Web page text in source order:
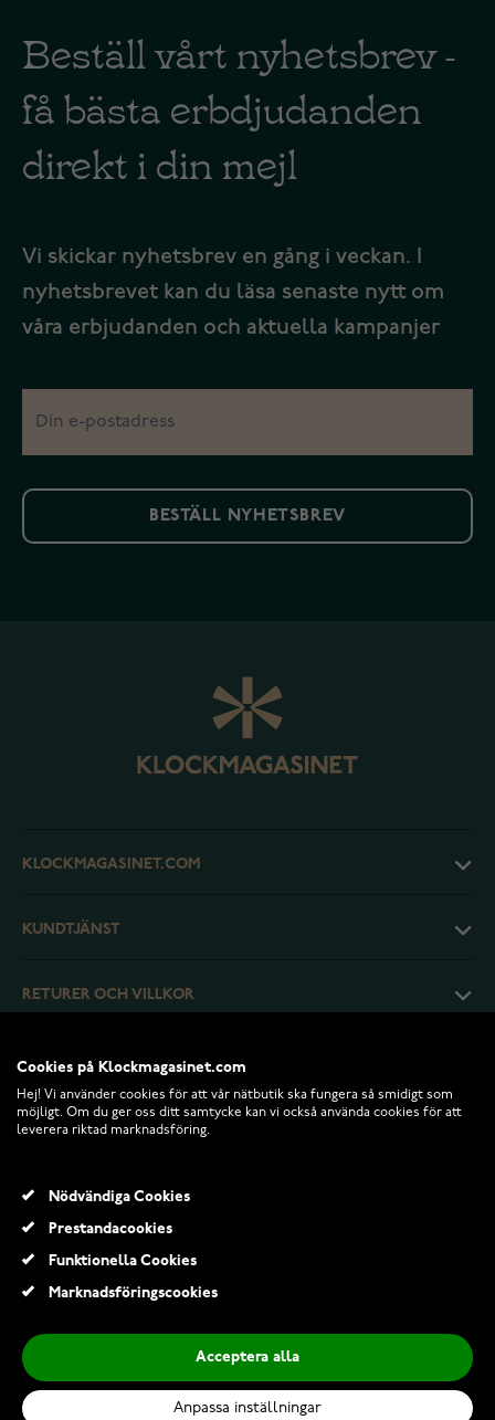
Beställ vårt nyhetsbrev -
få bästa erbdjudanden
direkt i din mejl
Vi skickar nyhetsbrev en gång i veckan. I
nyhetsbrevet kan du läsa senaste nytt om
våra erbjudanden och aktuella kampanjer
BESTÄLL NYHETSBREV
KLOCKMAGASINET.COM
KUNDTJÄNST
RETURER OCH VILLKOR
INFO
Pandora Timeless halsband i silver 394502C01-45
1 199,00 Kr
Cookies på Klockmagasinet.com
Hej! Vi använder cookies för att vår nätbutik ska fungera så smidigt som
möjligt. Om du ger oss ditt samtycke kan vi också använda cookies för att
leverera riktad marknadsföring.
Nödvändiga Cookies
Prestandacookies
Funktionella Cookies
Marknadsföringscookies
Acceptera alla
Anpassa inställningar